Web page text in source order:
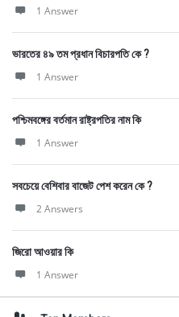
1 Answer
ভারতের ৪৯ তম প্রধান বিচারপতি কে ?
1 Answer
পশ্চিমবঙ্গের বর্তমান রাষ্ট্রপতির নাম কি
1 Answer
সবচেয়ে বেশিবার বাজেট পেশ করেন কে ?
2 Answers
জিরো আওয়ার কি
1 Answer